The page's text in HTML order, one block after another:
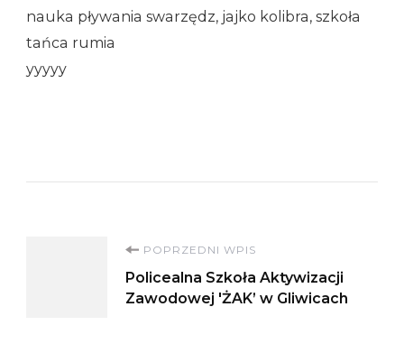
nauka pływania swarzędz, jajko kolibra, szkoła
tańca rumia
yyyyy
Nawigacja
wpisu
POPRZEDNI WPIS
Policealna Szkoła Aktywizacji
Zawodowej 'ŻAK’ w Gliwicach